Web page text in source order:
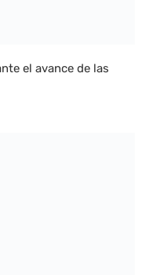
el avance de las